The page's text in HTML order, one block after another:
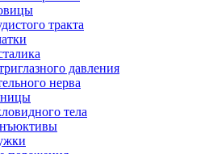
тракта
давления
нерва
тела